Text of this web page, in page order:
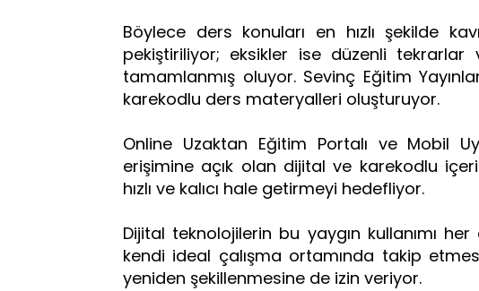
Böylece ders konuları en hızlı şekilde
pekiştiriliyor; eksikler ise düzenli
tamamlanmış oluyor. Sevinç Eğitim
karekodlu ders materyalleri oluşturuyor.
Online Uzaktan Eğitim Portalı ve Mobil
erişimine açık olan dijital ve karekodlu
hızlı ve kalıcı hale getirmeyi hedefliyor.
Dijital teknolojilerin bu yaygın kullanımı
kendi ideal çalışma ortamında takip
yeniden şekillenmesine de izin veriyor.